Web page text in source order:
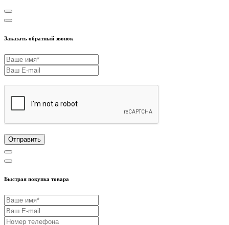
Заказать обратный звонок
Отправить
Быстрая покупка товара